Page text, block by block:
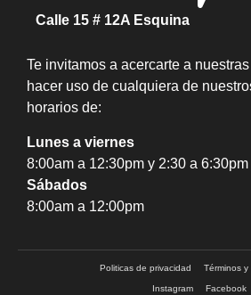
Calle 15 # 12A Esquina
Te invitamos a acercarte a
hacer uso de cualquiera de
horarios de:
Lunes a viernes
8:00am a 12:30pm y 2:30 a 6:30pm
Sábados
8:00am a 12:00pm
Politicas de privacidad Términos
Instagram Facebook